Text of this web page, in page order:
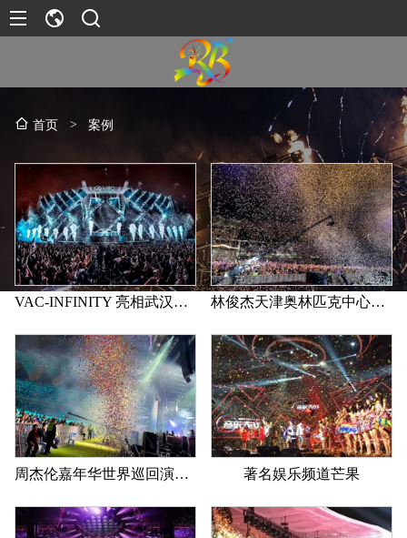
首页 > 案例
VAC-INFINITY 亮相武汉博览中心 林俊杰天津奥林匹克中心演唱会
周杰伦嘉年华世界巡回演唱会南京站 著名娱乐频道芒果